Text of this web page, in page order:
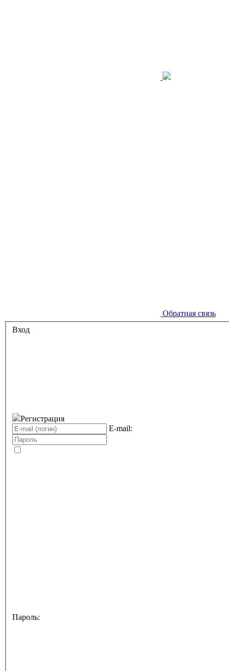
Обратная связь
Вход
Регистрация
E-mail:
Пароль: